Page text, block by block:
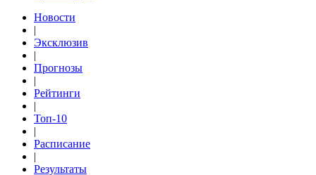
Новости
|
Эксклюзив
|
Прогнозы
|
Рейтинги
|
Топ-10
|
Расписание
|
Результаты